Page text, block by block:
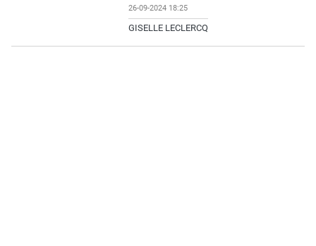
26-09-2024 18:25
GISELLE LECLERCQ